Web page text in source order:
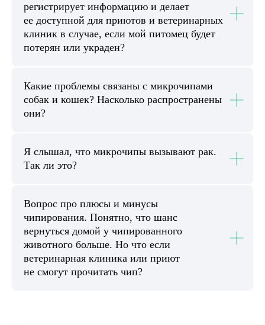
регистрирует информацию и делает
ее доступной для приютов и ветеринарных
клиник в случае, если мой питомец будет
потерян или украден?
Какие проблемы связаны с микрочипами
собак и кошек? Насколько распространены
они?
Я слышал, что микрочипы вызывают рак.
Так ли это?
Вопрос про плюсы и минусы
чипирования. Понятно, что шанс
вернуться домой у чипированного
животного больше. Но что если
ветеринарная клиника или приют
не смогут прочитать чип?